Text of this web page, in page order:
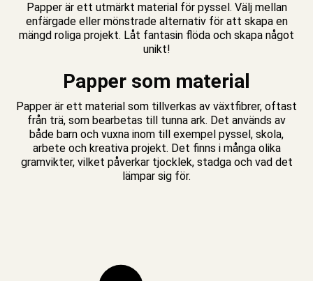
Papper är ett utmärkt material för pyssel. Välj mellan
enfärgade eller mönstrade alternativ för att skapa en
mängd roliga projekt. Låt fantasin flöda och skapa något
unikt!
Papper som material
Papper är ett material som tillverkas av växtfibrer, oftast
från trä, som bearbetas till tunna ark. Det används av
både barn och vuxna inom till exempel pyssel, skola,
arbete och kreativa projekt. Det finns i många olika
gramvikter, vilket påverkar tjocklek, stadga och vad det
lämpar sig för.